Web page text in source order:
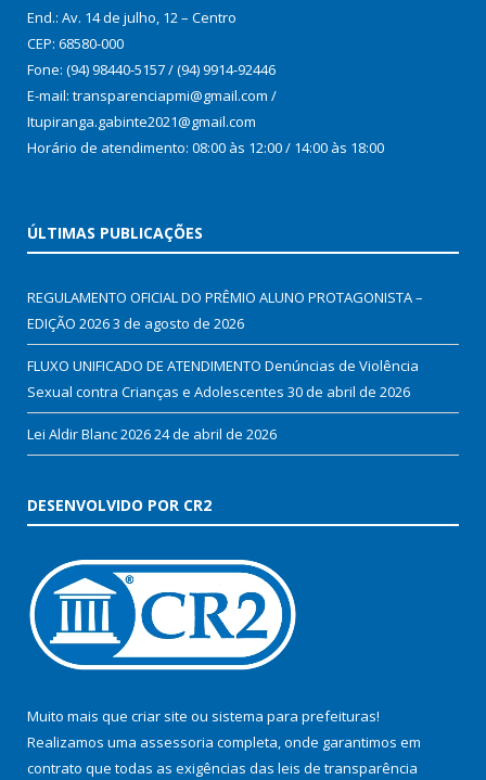
End.: Av. 14 de julho, 12 – Centro
CEP: 68580-000
Fone: (94) 98440-5157 / (94) 9914-92446
E-mail: transparenciapmi@gmail.com /
Itupiranga.gabinte2021@gmail.com
Horário de atendimento: 08:00 às 12:00 / 14:00 às 18:00
ÚLTIMAS PUBLICAÇÕES
REGULAMENTO OFICIAL DO PRÊMIO ALUNO PROTAGONISTA –
EDIÇÃO 20263 de agosto de 2026
FLUXO UNIFICADO DE ATENDIMENTO Denúncias de Violência
Sexual contra Crianças e Adolescentes 30 de abril de 2026
Lei Aldir Blanc 202624 de abril de 2026
DESENVOLVIDO POR CR2
Muito mais que criar site ou sistema para prefeituras!
Realizamos uma assessoria completa, onde garantimos em
contrato que todas as exigências das leis de transparência